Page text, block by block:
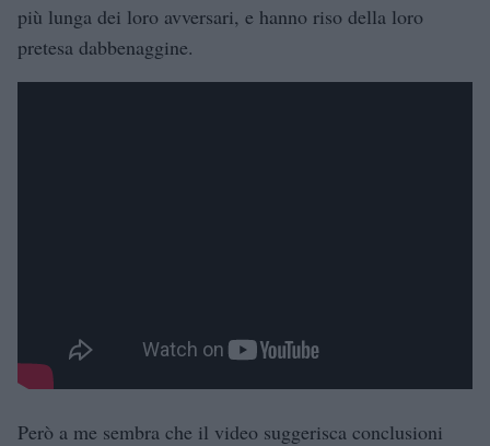
più lunga dei loro avversari, e hanno riso della loro
pretesa dabbenaggine.
Però a me sembra che il video suggerisca conclusioni